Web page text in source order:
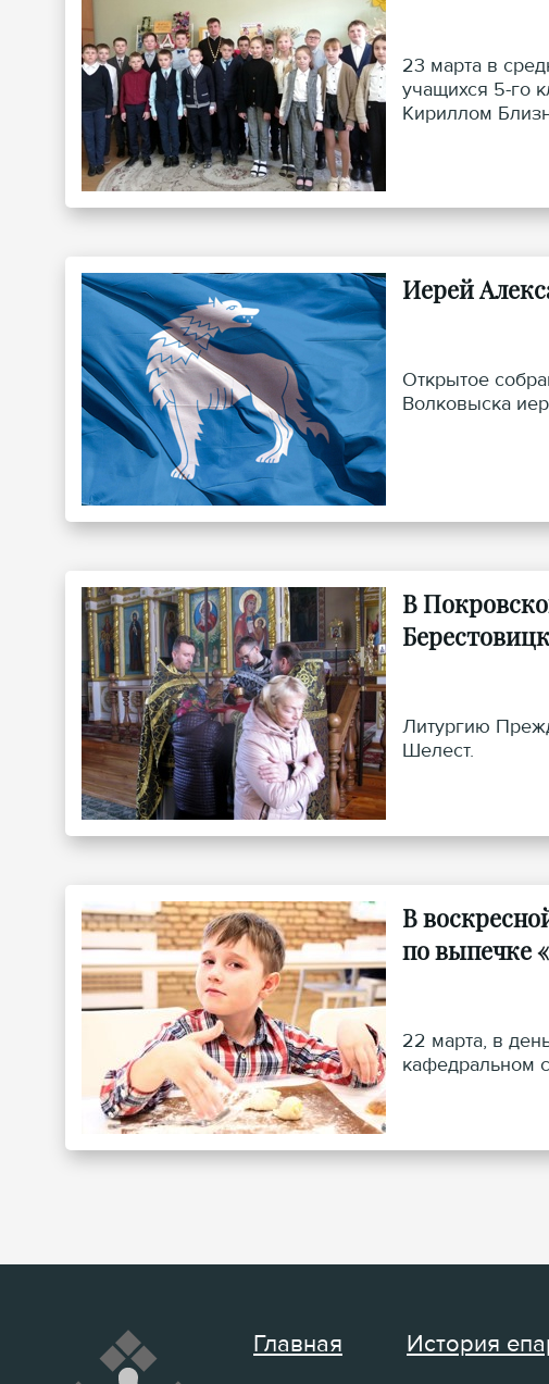
23 марта в
учащихся 5-го
Кириллом
Иерей
Открытое
Волковыска
В
Литургию
Шелест.
В
по выпечке
22 марта, в
кафедральном
Главная История